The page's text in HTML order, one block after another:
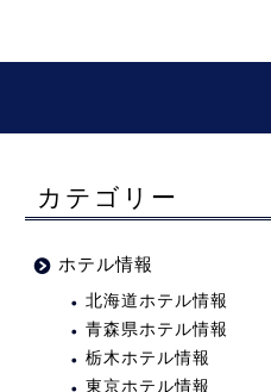
カテゴリー
ホテル情報
北海道ホテル情報
青森県ホテル情報
栃木ホテル情報
東京ホテル情報